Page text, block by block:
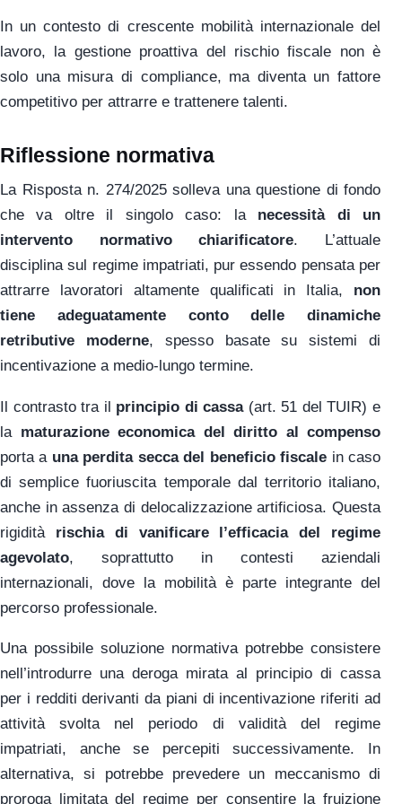
In un contesto di crescente mobilità internazionale del
lavoro, la gestione proattiva del rischio fiscale non è
solo una misura di compliance, ma diventa un fattore
competitivo per attrarre e trattenere talenti.
Riflessione normativa
La Risposta n. 274/2025 solleva una questione di fondo
che va oltre il singolo caso: la necessità di un
intervento normativo chiarificatore. L’attuale
disciplina sul regime impatriati, pur essendo pensata per
attrarre lavoratori altamente qualificati in Italia, non
tiene adeguatamente conto delle dinamiche
retributive moderne, spesso basate su sistemi di
incentivazione a medio-lungo termine.
Il contrasto tra il principio di cassa(art. 51 del TUIR) e
la maturazione economica del diritto al compenso
porta a una perdita secca del beneficio fiscale in caso
di semplice fuoriuscita temporale dal territorio italiano,
anche in assenza di delocalizzazione artificiosa. Questa
rigidità rischia di vanificare l’efficacia del regime
agevolato, soprattutto in contesti aziendali
internazionali, dove la mobilità è parte integrante del
percorso professionale.
Una possibile soluzione normativa potrebbe consistere
nell’introdurre una deroga mirata al principio di cassa
per i redditi derivanti da piani di incentivazione riferiti ad
attività svolta nel periodo di validità del regime
impatriati, anche se percepiti successivamente. In
alternativa, si potrebbe prevedere un meccanismo di
proroga limitata del regime per consentire la fruizione